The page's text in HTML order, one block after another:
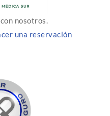
nosotros.
una reservación